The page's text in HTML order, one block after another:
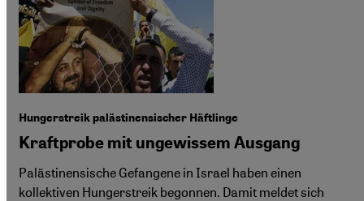
Hungerstreik palästinensischer Häftlinge
Kraftprobe mit ungewissem Ausgang
Palästinensische Gefangene in Israel haben einen
kollektiven Hungerstreik begonnen. Damit meldet sich